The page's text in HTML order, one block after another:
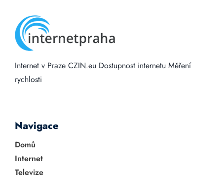
Internet v Praze CZIN.eu Dostupnost internetu Měření
rychlosti
Navigace
Domů
Internet
Televize